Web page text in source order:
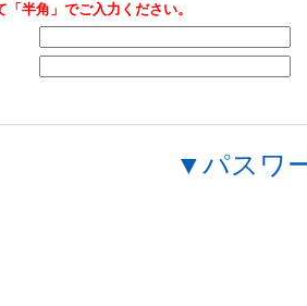
半角」でご入力ください。
▼パスワ